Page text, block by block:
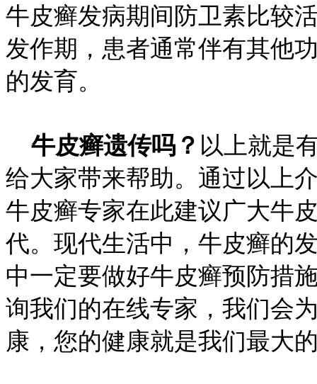
牛皮癣发病期间防卫素比较
发作期，患者通常伴有其他
的发育。
牛皮癣遗传吗？ 以上就是
给大家带来帮助。通过以上
牛皮癣专家在此建议广大牛
代。现代生活中，牛皮癣的
中一定要做好牛皮癣预防措
询我们的在线专家，我们会
康，您的健康就是我们最大